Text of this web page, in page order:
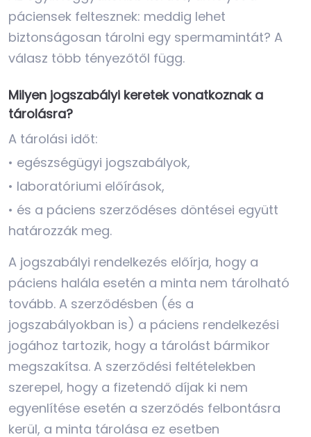
páciensek feltesznek: meddig lehet
biztonságosan tárolni egy spermamintát? A
válasz több tényezőtől függ.
Milyen jogszabályi keretek vonatkoznak a
tárolásra?
A tárolási időt:
• egészségügyi jogszabályok,
• laboratóriumi előírások,
• és a páciens szerződéses döntései együtt
határozzák meg.
A jogszabályi rendelkezés előírja, hogy a
páciens halála esetén a minta nem tárolható
tovább. A szerződésben (és a
jogszabályokban is) a páciens rendelkezési
jogához tartozik, hogy a tárolást bármikor
megszakítsa. A szerződési feltételekben
szerepel, hogy a fizetendő díjak ki nem
egyenlítése esetén a szerződés felbontásra
kerül, a minta tárolása ez esetben